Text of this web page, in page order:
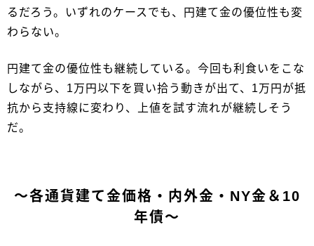
るだろう。いずれのケースでも、円建て金の優位性も変
わらない。
円建て金の優位性も継続している。今回も利食いをこな
しながら、1万円以下を買い拾う動きが出て、1万円が抵
抗から支持線に変わり、上値を試す流れが継続しそう
だ。
～各通貨建て金価格・内外金・NY金＆10
年債～